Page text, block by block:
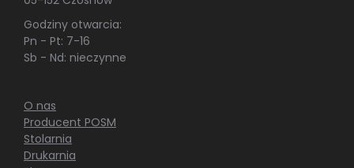
Godziny otwarcia:
Pn - Pt: 7-16
Sb - Nd: nieczynne
O nas
Producent POSM
Stolarnia
Drukarnia